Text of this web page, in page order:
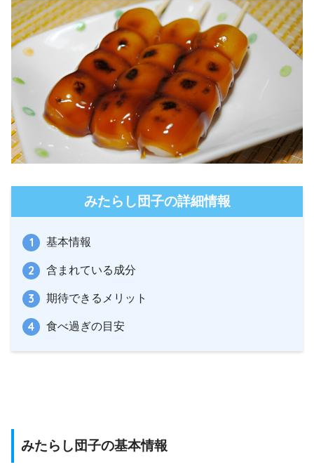
みたらし団子の詳細情報
基本情報
含まれている成分
期待できるメリット
食べ過ぎの目安
みたらし団子の基本情報